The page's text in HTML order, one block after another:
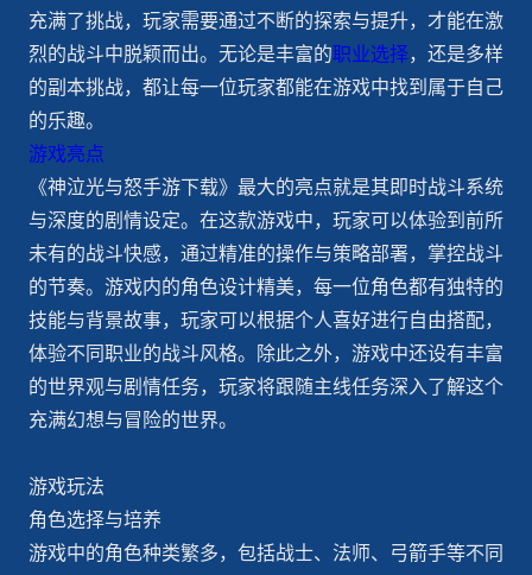
充满了挑战，玩家需要通过不断的探索与提升，才能在激
烈的战斗中脱颖而出。无论是丰富的职业选择，还是多样
的副本挑战，都让每一位玩家都能在游戏中找到属于自己
的乐趣。
游戏亮点
《神泣光与怒手游下载》最大的亮点就是其即时战斗系统
与深度的剧情设定。在这款游戏中，玩家可以体验到前所
未有的战斗快感，通过精准的操作与策略部署，掌控战斗
的节奏。游戏内的角色设计精美，每一位角色都有独特的
技能与背景故事，玩家可以根据个人喜好进行自由搭配，
体验不同职业的战斗风格。除此之外，游戏中还设有丰富
的世界观与剧情任务，玩家将跟随主线任务深入了解这个
充满幻想与冒险的世界。
游戏玩法
角色选择与培养
游戏中的角色种类繁多，包括战士、法师、弓箭手等不同